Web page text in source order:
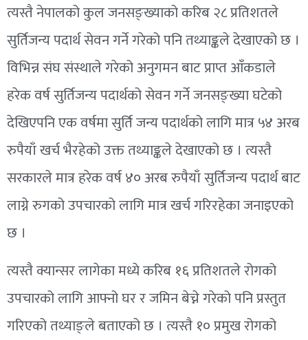
त्यस्तै नेपालको कुल जनसङ्ख्याको करिब २८ प्रतिशतले
सुर्तिजन्य पदार्थ सेवन गर्ने गरेको पनि तथ्याङ्कले देखाएको छ ।
विभिन्न संघ संस्थाले गरेको अनुगमन बाट प्राप्त आँकडाले
हरेक वर्ष सुर्तिजन्य पदार्थको सेवन गर्ने जनसङ्ख्या घटेको
देखिएपनि एक वर्षमा सुर्ति जन्य पदार्थको लागि मात्र ५४ अरब
रुपैयाँ खर्च भैरहेको उक्त तथ्याङ्कले देखाएको छ । त्यस्तै
सरकारले मात्र हरेक वर्ष ४० अरब रुपैयाँ सुर्तिजन्य पदार्थ बाट
लाग्ने रुगको उपचारको लागि मात्र खर्च गरिरहेका जनाइएको
छ ।
त्यस्तै क्यान्सर लागेका मध्ये करिब १६ प्रतिशतले रोगको
उपचारको लागि आफ्नो घर र जमिन बेच्ने गरेको पनि प्रस्तुत
गरिएको तथ्याङ्ले बताएको छ । त्यस्तै १० प्रमुख रोगको